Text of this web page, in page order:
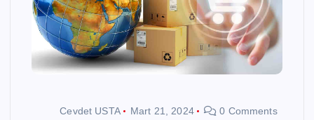
Cevdet USTA Mart 21, 2024 0 Comments